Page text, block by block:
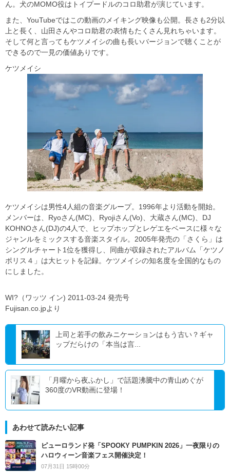
ん。犬のMOMO役はトイプードルのコロ助君が演じています。
また、YouTubeではこの動画のメイキング映像も公開。長さも2分以
上と長く、山田さんやコロ助君の表情もたくさん見れちゃいます。
そして何と言ってもケツメイシの曲も長いバージョンで聴くことが
できるので一見の価値ありです。
ケツメイシ
ケツメイシは男性4人組の音楽グループ。1996年より活動を開始。
メンバーは、Ryoさん(MC)、Ryojiさん(Vo)、大蔵さん(MC)、DJ
KOHNOさん(DJ)の4人で、ヒップホップとレゲエをベースに様々な
ジャンルをミックスする音楽スタイル。2005年発売の「さくら」は
シングルチャート1位を獲得し、同曲が収録されたアルバム「ケツノ
ポリス４」は大ヒットを記録。ケツメイシの知名度を全国的なもの
にしました。
WI?（ワッツ イン) 2011-03-24 発売号
Fujisan.co.jpより
上司と若手の飲みニケーションはもう古い？ギャ
ップだらけの「本当は言...
「月曜から夜ふかし」で話題沸騰中の青山めぐが
360度のVR動画に登場！
あわせて読みたい記事
ピューロランド発「SPOOKY PUMPKIN 2026」一夜限りの
ハロウィーン音楽フェス開催決定！
07月31日 15時00分